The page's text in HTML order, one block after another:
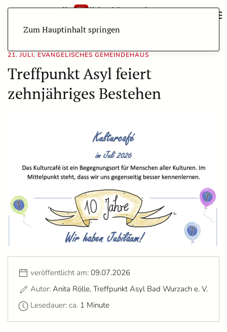
Zum Hauptinhalt springen
21. JULI, EVANGELISCHES GEMEINDEHAUS
Treffpunkt Asyl feiert
zehnjähriges Bestehen
veröffentlicht am: 09.07.2026
Autor: Anita Rölle, Treffpunkt Asyl Bad Wurzach e. V.
Lesedauer: ca. 1 Minute